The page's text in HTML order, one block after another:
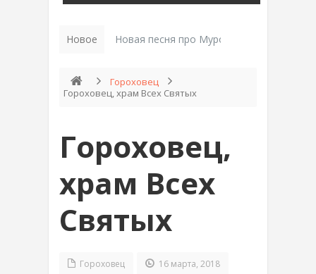
Новое Новая песня про Муром: «Былинный
Гороховец
Гороховец, храм Всех Святых
Гороховец,
храм Всех
Святых
Гороховец 16 марта, 2018